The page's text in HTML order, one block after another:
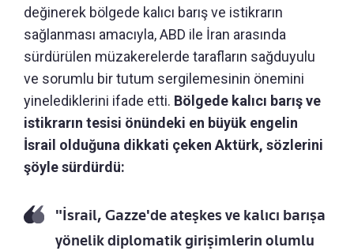
değinerek bölgede kalıcı barış ve istikrarın
sağlanması amacıyla, ABD ile İran arasında
sürdürülen müzakerelerde tarafların sağduyulu
ve sorumlu bir tutum sergilemesinin önemini
yinelediklerini ifade etti. Bölgede kalıcı barış ve
istikrarın tesisi önündeki en büyük engelin
İsrail olduğuna dikkati çeken Aktürk, sözlerini
şöyle sürdürdü:
"İsrail, Gazze'de ateşkes ve kalıcı barışa
yönelik diplomatik girişimlerin olumlu